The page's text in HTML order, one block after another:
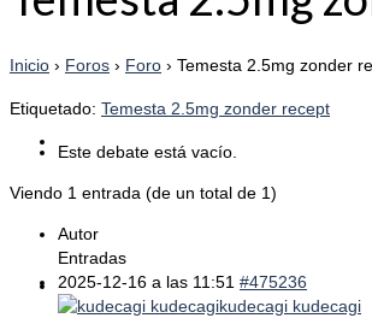
Servicios
Inicio › Foros › Foro › Temesta 2.5mg zonder
Etiquetado: Temesta 2.5mg zonder recept
Este debate está vacío.
Viendo 1 entrada (de un total de 1)
Autor
Entradas
2025-12-16 a las 11:51 #475236
kudecagi kudecagi